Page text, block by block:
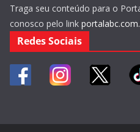
Traga seu conteúdo para o
conosco pelo link
Redes Sociais